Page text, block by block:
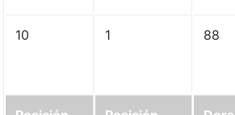
10 1 88